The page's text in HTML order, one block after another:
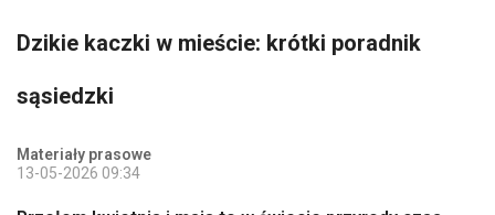
Dzikie kaczki w mieście: krótki poradnik
sąsiedzki
Materiały prasowe
13-05-2026 09:34